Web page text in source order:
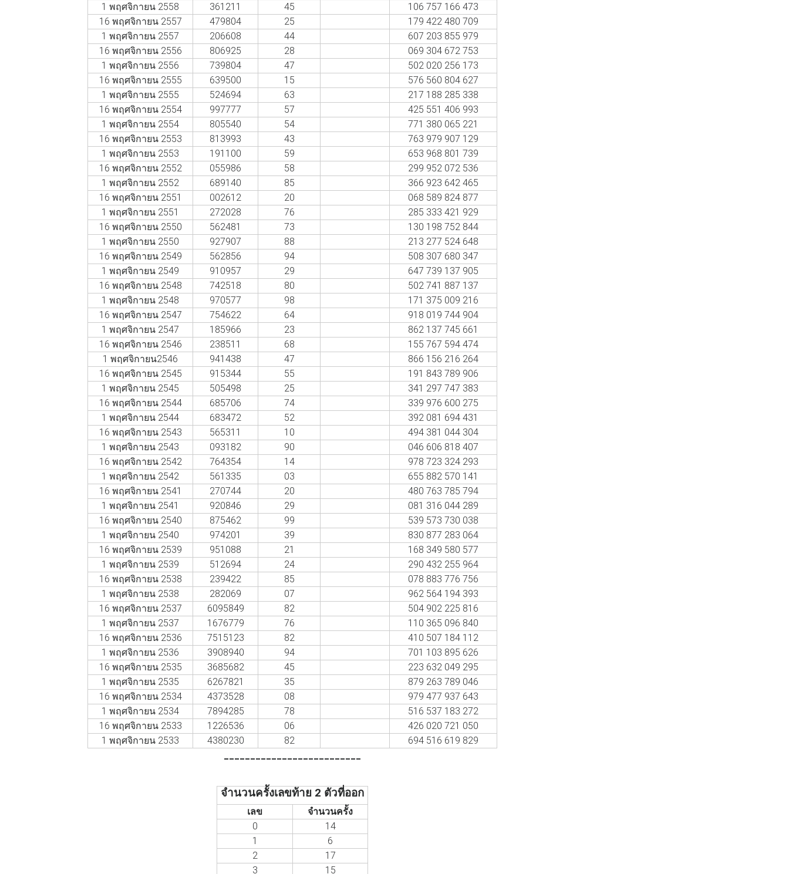
1 พฤศจิกายน 2558
361211 45
106 757 166 473
16 พฤศจิกายน 2557
479804 25
179 422 480 709
1 พฤศจิกายน 2557
206608 44
607 203 855 979
16 พฤศจิกายน 2556
806925 28
069 304 672 753
1 พฤศจิกายน 2556
739804 47
502 020 256 173
16 พฤศจิกายน 2555
639500 15
576 560 804 627
1 พฤศจิกายน 2555
524694 63
217 188 285 338
16 พฤศจิกายน 2554
997777 57
425 551 406 993
1 พฤศจิกายน 2554
805540 54
771 380 065 221
16 พฤศจิกายน 2553
813993 43
763 979 907 129
1 พฤศจิกายน 2553
191100 59
653 968 801 739
16 พฤศจิกายน 2552
055986 58
299 952 072 536
1 พฤศจิกายน 2552
689140 85
366 923 642 465
16 พฤศจิกายน 2551
002612 20
068 589 824 877
1 พฤศจิกายน 2551
272028 76
285 333 421 929
16 พฤศจิกายน 2550
562481 73
130 198 752 844
1 พฤศจิกายน 2550
927907 88
213 277 524 648
16 พฤศจิกายน 2549
562856 94
508 307 680 347
1 พฤศจิกายน 2549
910957 29
647 739 137 905
16 พฤศจิกายน 2548
742518 80
502 741 887 137
1 พฤศจิกายน 2548
970577 98
171 375 009 216
16 พฤศจิกายน 2547
754622 64
918 019 744 904
1 พฤศจิกายน 2547
185966 23
862 137 745 661
16 พฤศจิกายน 2546
238511 68
155 767 594 474
1 พฤศจิกายน2546
941438 47
866 156 216 264
16 พฤศจิกายน 2545
915344 55
191 843 789 906
1 พฤศจิกายน 2545
505498 25
341 297 747 383
16 พฤศจิกายน 2544
685706 74
339 976 600 275
1 พฤศจิกายน 2544
683472 52
392 081 694 431
16 พฤศจิกายน 2543
565311 10
494 381 044 304
1 พฤศจิกายน 2543
093182 90
046 606 818 407
16 พฤศจิกายน 2542
764354 14
978 723 324 293
1 พฤศจิกายน 2542
561335 03
655 882 570 141
16 พฤศจิกายน 2541
270744 20
480 763 785 794
1 พฤศจิกายน 2541
920846 29
081 316 044 289
16 พฤศจิกายน 2540
875462 99
539 573 730 038
1 พฤศจิกายน 2540
974201 39
830 877 283 064
16 พฤศจิกายน 2539
951088 21
168 349 580 577
1 พฤศจิกายน 2539
512694 24
290 432 255 964
16 พฤศจิกายน 2538
239422 85
078 883 776 756
1 พฤศจิกายน 2538
282069 07
962 564 194 393
16 พฤศจิกายน 2537
6095849 82
504 902 225 816
1 พฤศจิกายน 2537
1676779 76
110 365 096 840
16 พฤศจิกายน 2536
7515123 82
410 507 184 112
1 พฤศจิกายน 2536
3908940 94
701 103 895 626
16 พฤศจิกายน 2535
3685682 45
223 632 049 295
1 พฤศจิกายน 2535
6267821 35
879 263 789 046
16 พฤศจิกายน 2534
4373528 08
979 477 937 643
1 พฤศจิกายน 2534
7894285 78
516 537 183 272
16 พฤศจิกายน 2533
1226536 06
426 020 721 050
1 พฤศจิกายน 2533
4380230 82
694 516 619 829
จำนวนครั้งเลขท้าย 2 ตัวที่ออก
เลข
จำนวนครั้ง
0
14
1
6
2
17
3
15